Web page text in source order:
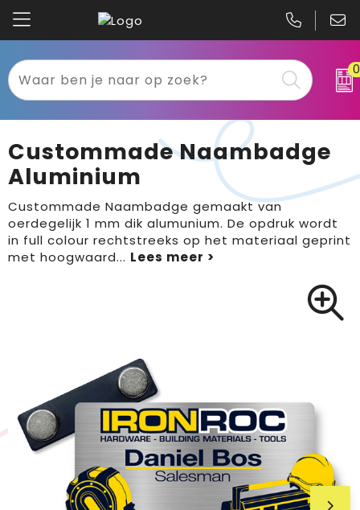
0
Textiel
Werkkleding
Sport
Tassen
Binnenreclame
Drukwerk
Brievenbuspakketten
Kariban
B&C
Gildan
Clique
Flexfit
Custommade Naambadge
Aluminium
Custommade Naambadge gemaakt van
oerdegelijk 1 mm dik alumunium. De opdruk wordt
in full colour rechtstreeks op het materiaal geprint
met hoogwaard...